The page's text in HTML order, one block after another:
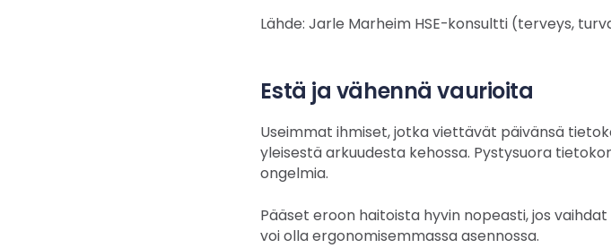
Lähde: Jarle Marheim HSE-konsultti (terveys,
Estä ja vähennä vaurioita
Useimmat ihmiset, jotka viettävät päivänsä
yleisestä arkuudesta kehossa. Pystysuora
ongelmia.
Pääset eroon haitoista hyvin nopeasti, jos
voi olla ergonomisemmassa asennossa.